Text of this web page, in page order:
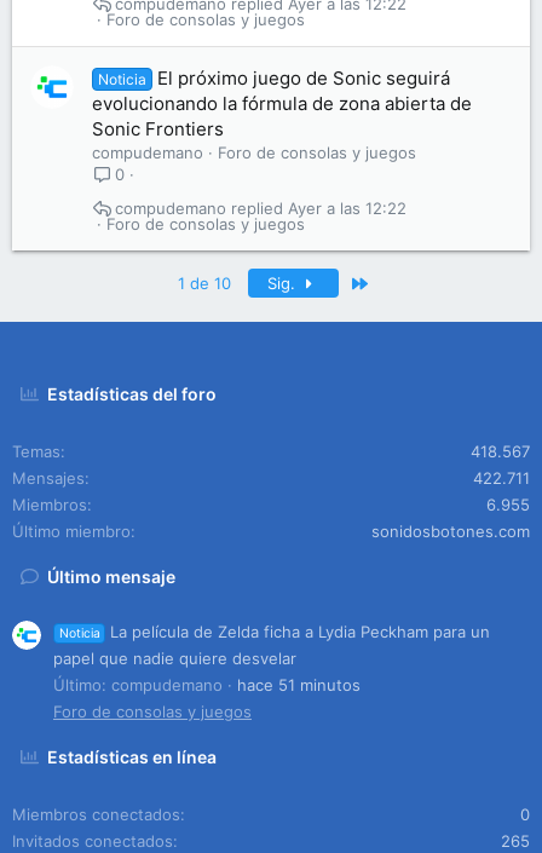
Foro de consolas y juegos
Noticia
El próximo juego de Sonic seguirá
evolucionando la fórmula de zona abierta de
Sonic Frontiers
compudemano
Foro de consolas y juegos
0
Foro de consolas y juegos
Ayer a las 12:22
compudemano
1 de 10 Sig.
Estadísticas del foro
Temas
418.567
Mensajes
422.711
Miembros
6.955
Último miembro
sonidosbotones.com
Último mensaje
Noticia
La película de Zelda ficha a Lydia Peckham para un
papel que nadie quiere desvelar
Último: compudemano
hace 51 minutos
Foro de consolas y juegos
Estadísticas en línea
Miembros conectados
0
Invitados conectados
265